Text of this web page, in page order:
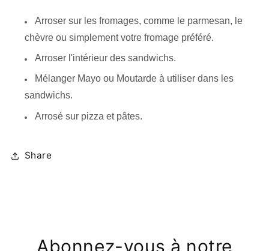
Arroser sur les fromages, comme le parmesan, le
chèvre ou simplement votre fromage préféré.
Arroser l'intérieur des sandwichs.
Mélanger Mayo ou Moutarde à utiliser dans les
sandwichs.
Arrosé sur pizza et pâtes.
Share
Abonnez-vous à notre